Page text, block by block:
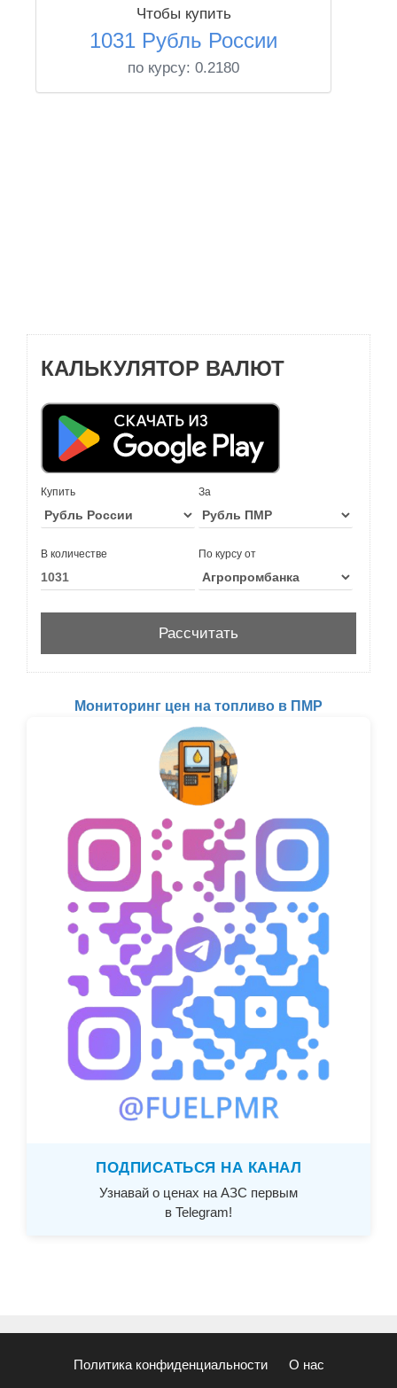
Чтобы купить
1031 Рубль России
по курсу: 0.2180
КАЛЬКУЛЯТОР ВАЛЮТ
Купить За
В количестве По курсу от
Мониторинг цен на топливо в ПМР
ПОДПИСАТЬСЯ НА КАНАЛ
Узнавай о ценах на АЗС первым
в Telegram!
Политика конфиденциальности О нас